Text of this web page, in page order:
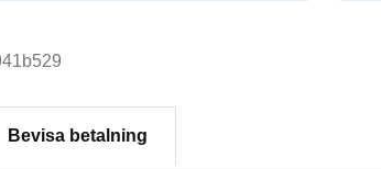
Bevisa betalning